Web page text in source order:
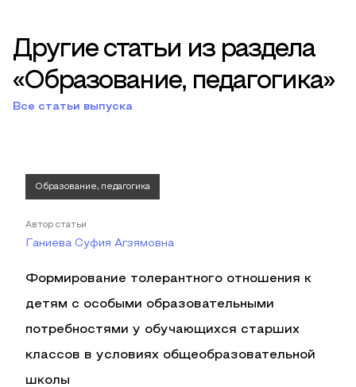
Другие статьи из раздела
«Образование, педагогика»
Все статьи выпуска
Образование, педагогика
Автор статьи
Ганиева Суфия Агзямовна
Формирование толерантного отношения к
детям с особыми образовательными
потребностями у обучающихся старших
классов в условиях общеобразовательной
школы